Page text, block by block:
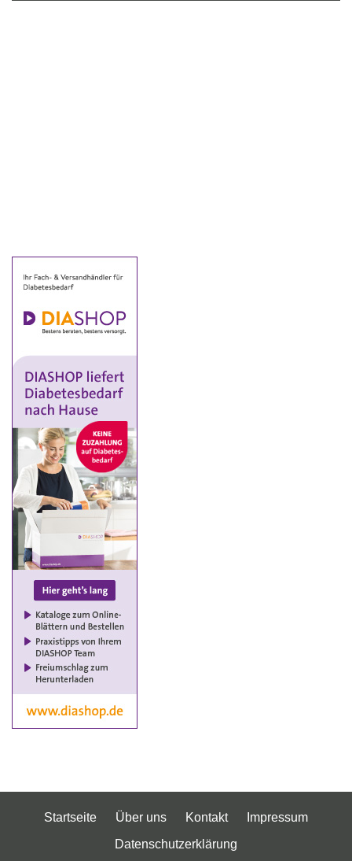
Startseite Über uns Kontakt
Impressum
Datenschutzerklärung